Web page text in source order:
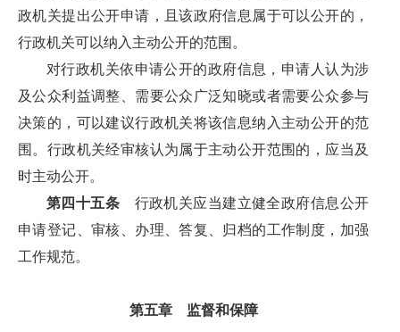
政机关提出公开申请，且该政府信息属于可以公开的，
行政机关可以纳入主动公开的范围。
对行政机关依申请公开的政府信息，申请人认为涉
及公众利益调整、需要公众广泛知晓或者需要公众参与
决策的，可以建议行政机关将该信息纳入主动公开的范
围。行政机关经审核认为属于主动公开范围的，应当及
时主动公开。
第四十五条 行政机关应当建立健全政府信息公开
申请登记、审核、办理、答复、归档的工作制度，加强
工作规范。
第五章 监督和保障